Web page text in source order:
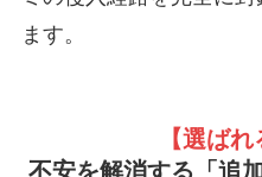
ます。
【選ば
不安を解消する「追